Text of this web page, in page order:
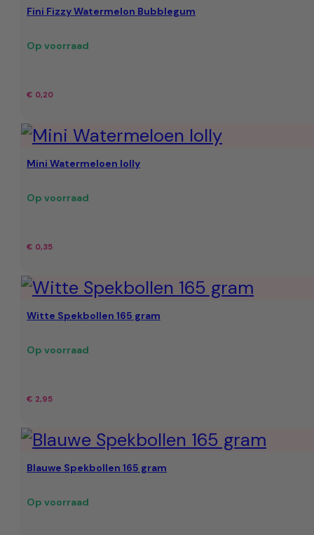
Fini Fizzy Watermelon Bubblegum
Op voorraad
€ 0,20
Mini Watermeloen lolly
Op voorraad
€ 0,35
Witte Spekbollen 165 gram
Op voorraad
€ 2,95
Blauwe Spekbollen 165 gram
Op voorraad